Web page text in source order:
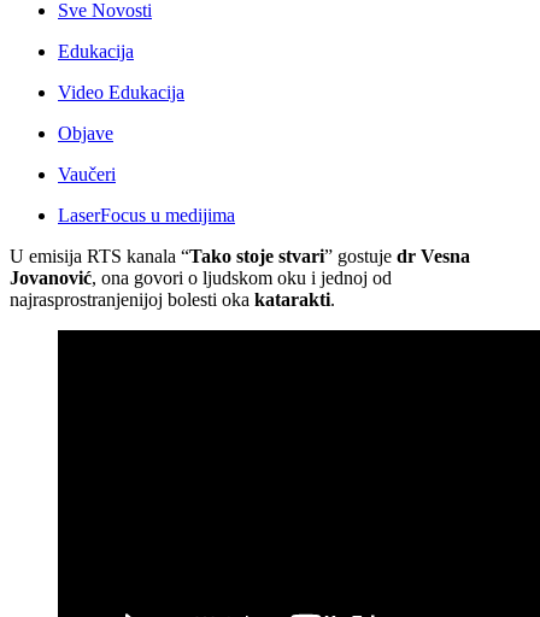
Sve Novosti
Edukacija
Video Edukacija
Objave
Vaučeri
LaserFocus u medijima
U emisija RTS kanala “Tako stoje stvari” gostuje dr Vesna
Jovanović, ona govori o ljudskom oku i jednoj od
najrasprostranjenijoj bolesti oka katarakti.